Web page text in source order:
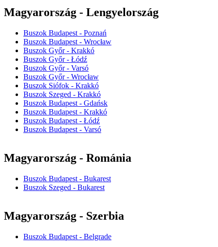
Magyarország - Lengyelország
Buszok Budapest - Poznań
Buszok Budapest - Wrocław
Buszok Győr - Krakkó
Buszok Győr - Łódź
Buszok Győr - Varsó
Buszok Győr - Wrocław
Buszok Siófok - Krakkó
Buszok Szeged - Krakkó
Buszok Budapest - Gdańsk
Buszok Budapest - Krakkó
Buszok Budapest - Łódź
Buszok Budapest - Varsó
Magyarország - Románia
Buszok Budapest - Bukarest
Buszok Szeged - Bukarest
Magyarország - Szerbia
Buszok Budapest - Belgrade